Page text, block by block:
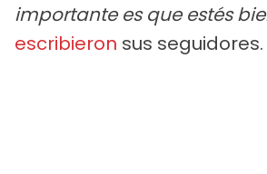
importante es que estés
escribieron sus seguidores.